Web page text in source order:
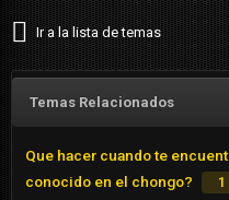
Ir a la lista de temas
Temas Relacionados
Que hacer cuando te
conocido en el chongo?
1